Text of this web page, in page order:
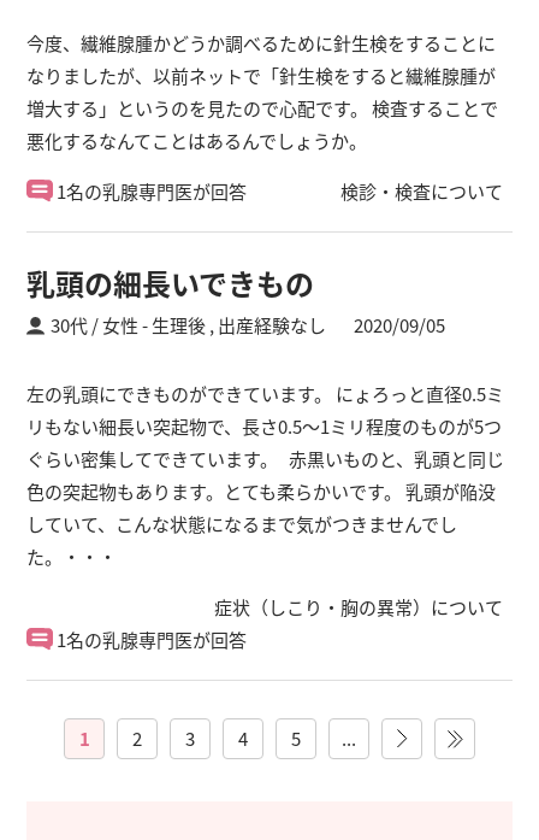
今度、繊維腺腫かどうか調べるために針生検をすることに
なりましたが、以前ネットで「針生検をすると繊維腺腫が
増大する」というのを見たので心配です。 検査することで
悪化するなんてことはあるんでしょうか。
検診・検査について
1名の乳腺専門医が回答
乳頭の細長いできもの
30代 / 女性 生理後 ,出産経験なし 2020/09/05
左の乳頭にできものができています。 にょろっと直径0.5ミ
リもない細長い突起物で、長さ0.5〜1ミリ程度のものが5つ
ぐらい密集してできています。 赤黒いものと、乳頭と同じ
色の突起物もあります。とても柔らかいです。 乳頭が陥没
していて、こんな状態になるまで気がつきませんでし
た。・・・
症状（しこり・胸の異常）について
1名の乳腺専門医が回答
1 2 3 4 5 ... » »